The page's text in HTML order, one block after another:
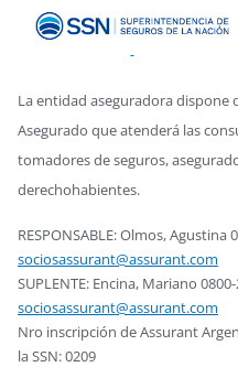
La entidad aseguradora dispone
Asegurado que atenderá las
tomadores de seguros,
derechohabientes.
RESPONSABLE: Olmos, Agustina
sociosassurant@assurant.com
SUPLENTE: Encina, Mariano
sociosassurant@assurant.com
Nro inscripción de Assurant
la SSN: 0209